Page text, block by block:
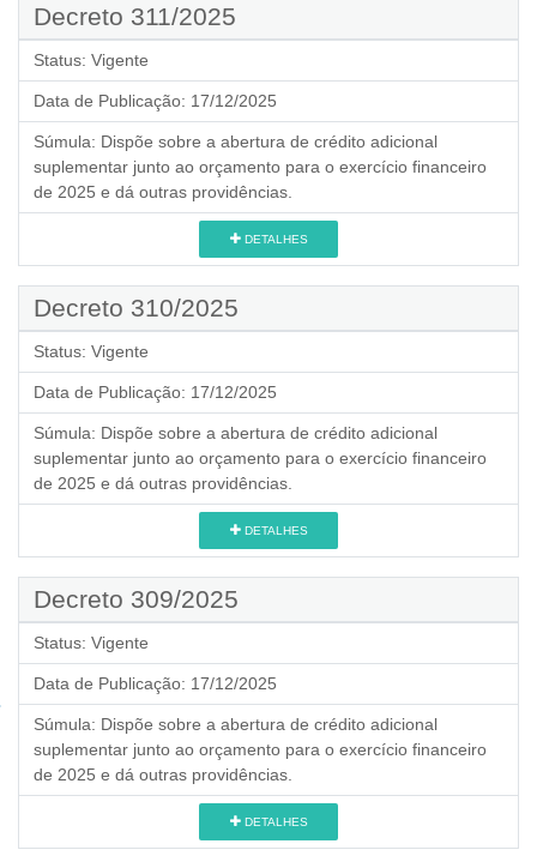
Decreto 311/2025
Status: Vigente
Data de Publicação: 17/12/2025
Súmula: Dispõe sobre a abertura de crédito adicional
suplementar junto ao orçamento para o exercício financeiro
de 2025 e dá outras providências.
DETALHES
Decreto 310/2025
Status: Vigente
Data de Publicação: 17/12/2025
Súmula: Dispõe sobre a abertura de crédito adicional
suplementar junto ao orçamento para o exercício financeiro
de 2025 e dá outras providências.
DETALHES
Decreto 309/2025
Status: Vigente
Data de Publicação: 17/12/2025
Súmula: Dispõe sobre a abertura de crédito adicional
suplementar junto ao orçamento para o exercício financeiro
de 2025 e dá outras providências.
DETALHES